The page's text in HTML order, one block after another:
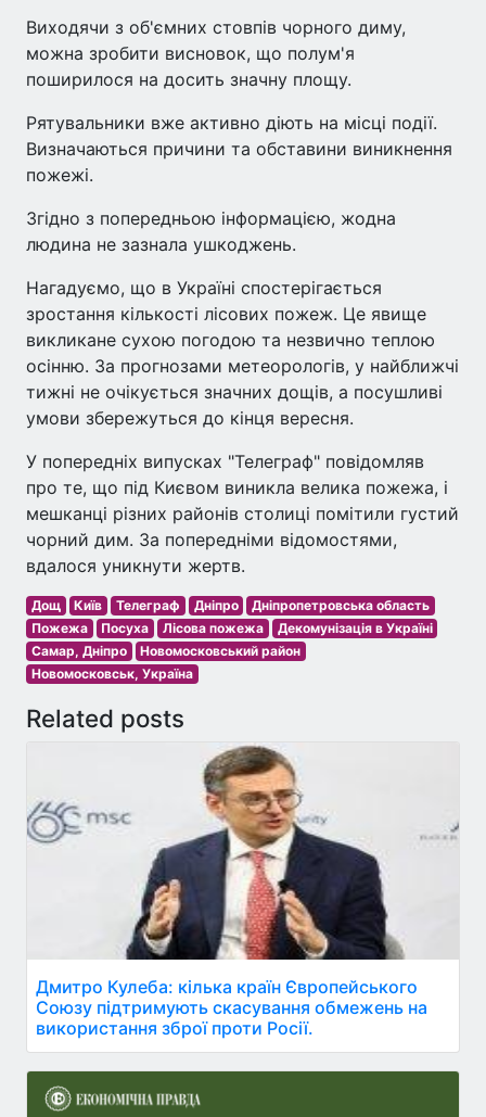
Виходячи з об'ємних стовпів чорного диму,
можна зробити висновок, що полум'я
поширилося на досить значну площу.
Рятувальники вже активно діють на місці події.
Визначаються причини та обставини виникнення
пожежі.
Згідно з попередньою інформацією, жодна
людина не зазнала ушкоджень.
Нагадуємо, що в Україні спостерігається
зростання кількості лісових пожеж. Це явище
викликане сухою погодою та незвично теплою
осінню. За прогнозами метеорологів, у найближчі
тижні не очікується значних дощів, а посушливі
умови збережуться до кінця вересня.
У попередніх випусках "Телеграф" повідомляв
про те, що під Києвом виникла велика пожежа, і
мешканці різних районів столиці помітили густий
чорний дим. За попередніми відомостями,
вдалося уникнути жертв.
Дощ Київ Телеграф Дніпро
Дніпропетровська область
Пожежа
Посуха Лісова пожежа
Декомунізація в Україні
Самар, Дніпро
Новомосковський район
Новомосковськ, Україна
Related posts
Дмитро Кулеба: кілька країн Європейського
Союзу підтримують скасування обмежень на
використання зброї проти Росії.